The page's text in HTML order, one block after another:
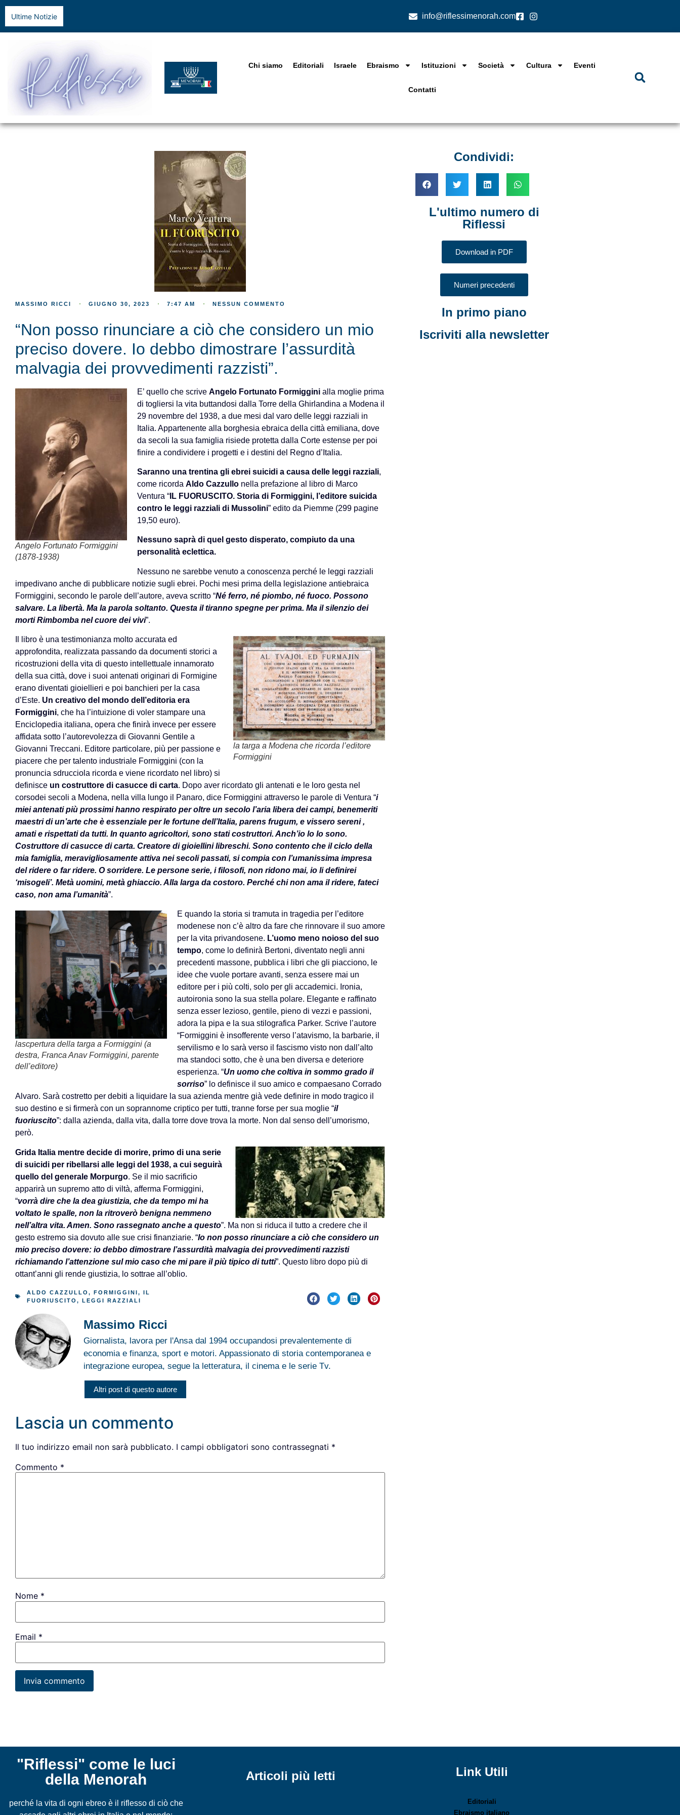
Ultime Notizie info@riflessimenorah.com
Chi siamo Editoriali Israele Ebraismo Istituzioni Società Cultura Eventi
Contatti
MASSIMO RICCI GIUGNO 30, 2023 7:47 AM NESSUN COMMENTO
“Non posso rinunciare a ciò che considero un mio
preciso dovere. Io debbo dimostrare l’assurdità
malvagia dei provvedimenti razzisti”.
Angelo Fortunato Formiggini
(1878-1938)
E’ quello che scrive Angelo Fortunato Formiggini alla moglie prima
di togliersi la vita buttandosi dalla Torre della Ghirlandina a Modena il
29 novembre del 1938, a due mesi dal varo delle leggi razziali in
Italia. Appartenente alla borghesia ebraica della città emiliana, dove
da secoli la sua famiglia risiede protetta dalla Corte estense per poi
finire a condividere i progetti e i destini del Regno d’Italia.
Saranno una trentina gli ebrei suicidi a causa delle leggi razziali,
come ricorda Aldo Cazzullo nella prefazione al libro di Marco
Ventura “ IL FUORUSCITO. Storia di Formiggini, l’editore suicida
contro le leggi razziali di Mussolini” edito da Piemme (299 pagine
19,50 euro).
Nessuno saprà di quel gesto disperato, compiuto da una
personalità eclettica.
Nessuno ne sarebbe venuto a conoscenza perché le leggi razziali
impedivano anche di pubblicare notizie sugli ebrei. Pochi mesi prima della legislazione antiebraica
Formiggini, secondo le parole dell’autore, aveva scritto “Né ferro, né piombo, né fuoco. Possono
salvare. La libertà. Ma la parola soltanto. Questa il tiranno spegne per prima. Ma il silenzio dei
morti Rimbomba nel cuore dei vivi”.
la targa a Modena che ricorda l’editore
Formiggini
Il libro è una testimonianza molto accurata ed
approfondita, realizzata passando da documenti storici a
ricostruzioni della vita di questo intellettuale innamorato
della sua città, dove i suoi antenati originari di Formigine
erano diventati gioiellieri e poi banchieri per la casa
d’Este. Un creativo del mondo dell’editoria era
Formiggini, che ha l’intuizione di voler stampare una
Enciclopedia italiana, opera che finirà invece per essere
affidata sotto l’autorevolezza di Giovanni Gentile a
Giovanni Treccani. Editore particolare, più per passione e
piacere che per talento industriale Formiggini (con la
pronuncia sdrucciola ricorda e viene ricordato nel libro) si
definisce un costruttore di casucce di carta. Dopo aver ricordato gli antenati e le loro gesta nel
corsodei secoli a Modena, nella villa lungo il Panaro, dice Formiggini attraverso le parole di Ventura “i
miei antenati più prossimi hanno respirato per oltre un secolo l’aria libera dei campi, benemeriti
maestri di un’arte che è essenziale per le fortune dell’Italia, parens frugum, e vissero sereni ,
amati e rispettati da tutti. In quanto agricoltori, sono stati costruttori. Anch’io lo lo sono.
Costruttore di casucce di carta. Creatore di gioiellini libreschi. Sono contento che il ciclo della
mia famiglia, meravigliosamente attiva nei secoli passati, si compia con l’umanissima impresa
del ridere o far ridere. O sorridere. Le persone serie, i filosofi, non ridono mai, io li definirei
‘misogeli’. Metà uomini, metà ghiaccio. Alla larga da costoro. Perché chi non ama il ridere, fateci
caso, non ama l’umanità”.
lascpertura della targa a Formiggini (a
destra, Franca Anav Formiggini, parente
dell’editore)
E quando la storia si tramuta in tragedia per l’editore
modenese non c’è altro da fare che rinnovare il suo amore
per la vita privandosene. L’uomo meno noioso del suo
tempo, come lo definirà Bertoni, diventato negli anni
precedenti massone, pubblica i libri che gli piacciono, le
idee che vuole portare avanti, senza essere mai un
editore per i più colti, solo per gli accademici. Ironia,
autoironia sono la sua stella polare. Elegante e raffinato
senza esser lezioso, gentile, pieno di vezzi e passioni,
adora la pipa e la sua stilografica Parker. Scrive l’autore
“Formiggini è insofferente verso l’atavismo, la barbarie, il
servilismo e lo sarà verso il fascismo visto non dall’alto
ma standoci sotto, che è una ben diversa e deteriore
esperienza. “Un uomo che coltiva in sommo grado il
sorriso” lo definisce il suo amico e compaesano Corrado
Alvaro. Sarà costretto per debiti a liquidare la sua azienda mentre già vede definire in modo tragico il
suo destino e si firmerà con un soprannome criptico per tutti, tranne forse per sua moglie “il
fuoriuscito”: dalla azienda, dalla vita, dalla torre dove trova la morte. Non dal senso dell’umorismo,
però.
Grida Italia mentre decide di morire, primo di una serie
di suicidi per ribellarsi alle leggi del 1938, a cui seguirà
quello del generale Morpurgo. Se il mio sacrificio
apparirà un supremo atto di viltà, afferma Formiggini,
“vorrà dire che la dea giustizia, che da tempo mi ha
voltato le spalle, non la ritroverò benigna nemmeno
nell’altra vita. Amen. Sono rassegnato anche a questo”. Ma non si riduca il tutto a credere che il
gesto estremo sia dovuto alle sue crisi finanziarie. “Io non posso rinunciare a ciò che considero un
mio preciso dovere: io debbo dimostrare l’assurdità malvagia dei provvedimenti razzisti
richiamando l’attenzione sul mio caso che mi pare il più tipico di tutti”. Questo libro dopo più di
ottant’anni gli rende giustizia, lo sottrae all’oblio.
ALDO CAZZULLO , FORMIGGINI, IL
FUORIUSCITO , LEGGI RAZZIALI
Massimo Ricci
Giornalista, lavora per l'Ansa dal 1994 occupandosi prevalentemente di
economia e finanza, sport e motori. Appassionato di storia contemporanea e
integrazione europea, segue la letteratura, il cinema e le serie Tv.
Altri post di questo autore
Lascia un commento
Il tuo indirizzo email non sarà pubblicato. I campi obbligatori sono contrassegnati *
Commento *
Nome *
Email *
Condividi:
L'ultimo numero di
Riflessi
Download in PDF
Numeri precedenti
In primo piano
Iscriviti alla newsletter
"Riflessi" come le luci
della Menorah
perché la vita di ogni ebreo è il riflesso di ciò che
Articoli più letti Link Utili
Editoriali
Ebraismo italiano